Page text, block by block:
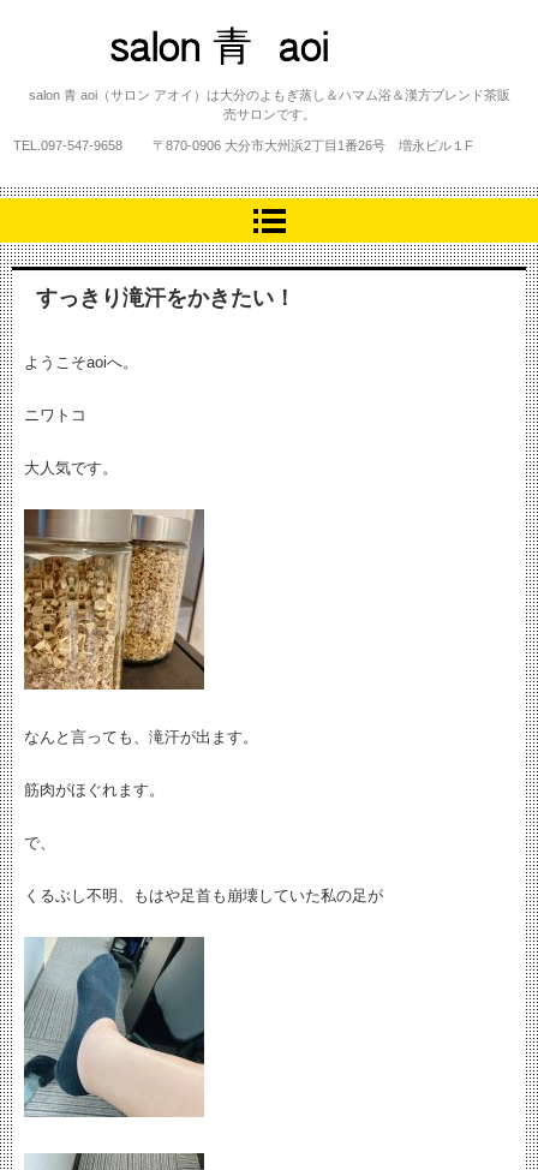
salon 青 aoi
salon 青 aoi（サロン アオイ）は大分のよもぎ蒸し＆ハマム浴＆漢方ブレンド茶販
売サロンです。
TEL. 097-547-9658 〒870-0906 大分市大州浜2丁目1番26号 増永ビル１F
すっきり滝汗をかきたい！
ようこそaoiへ。
ニワトコ
大人気です。
なんと言っても、滝汗が出ます。
筋肉がほぐれます。
で、
くるぶし不明、もはや足首も崩壊していた私の足が